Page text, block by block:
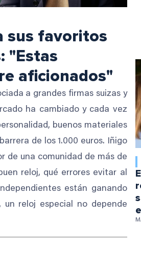
sus favoritos
"Estas
aficionados"
a grandes firmas suizas y
ha cambiado y cada vez
buenos materiales
de los 1.000 euros. Iñigo
de una comunidad de más de
reloj, qué errores evitar al
están ganando
un reloj especial no depende